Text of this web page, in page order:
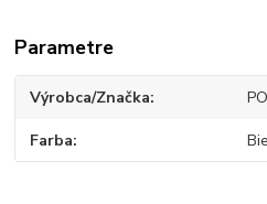
Parametre
Výrobca/Značka
Farba